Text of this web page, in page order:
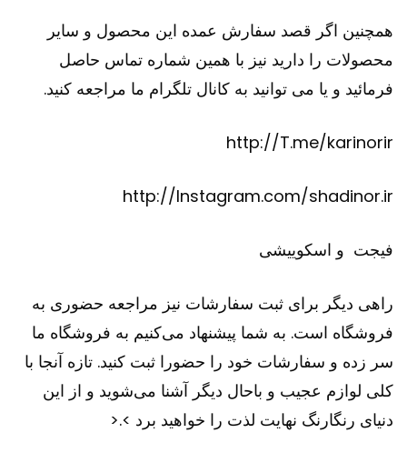
همچنین اگر قصد سفارش عمده این محصول و سایر
محصولات را دارید نیز با همین شماره تماس حاصل
فرمائید و یا می توانید به کانال تلگرام ما مراجعه کنید.
http://T.me/karinorir
http://Instagram.com/shadinor.ir
فیجت و اسکوییشی
راهی دیگر برای ثبت سفارشات نیز مراجعه حضوری به
فروشگاه است. به شما پیشنهاد می‌کنیم به فروشگاه ما
سر زده و سفارشات خود را حضورا ثبت کنید. تازه آنجا با
کلی لوازم عجیب و باحال دیگر آشنا می‌شوید و از این
دنیای رنگارنگ نهایت لذت را خواهید برد >.<